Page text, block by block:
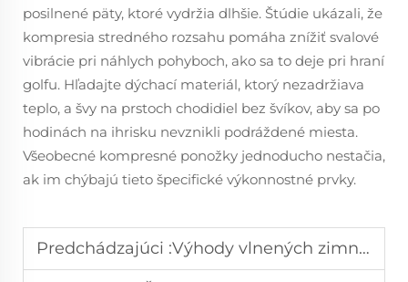
posilnené päty, ktoré vydržia dlhšie. Štúdie ukázali, že
kompresia stredného rozsahu pomáha znížiť svalové
vibrácie pri náhlych pohyboch, ako sa to deje pri hraní
golfu. Hľadajte dýchací materiál, ktorý nezadržiava
teplo, a švy na prstoch chodidiel bez švíkov, aby sa po
hodinách na ihrisku nevznikli podráždené miesta.
Všeobecné kompresné ponožky jednoducho nestačia,
ak im chýbajú tieto špecifické výkonnostné prvky.
Predchádzajúci :Výhody vlnených zimných ponožiek na udržiavanie tepla nôh po celý deň